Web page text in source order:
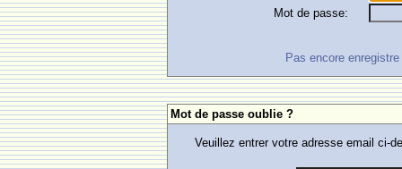
Mot de passe:
Pas encore
Mot de passe oublie ?
Veuillez entrer votre adresse email ci-